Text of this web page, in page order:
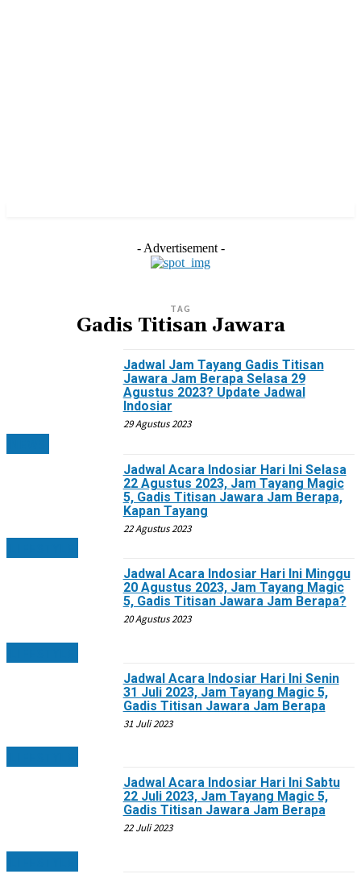
- Advertisement -
TAG
Gadis Titisan Jawara
Jadwal Jam Tayang Gadis Titisan
Jawara Jam Berapa Selasa 29
Agustus 2023? Update Jadwal
Indosiar
29 Agustus 2023
Jadwal Acara Indosiar Hari Ini Selasa
22 Agustus 2023, Jam Tayang Magic
5, Gadis Titisan Jawara Jam Berapa,
Kapan Tayang
22 Agustus 2023
Jadwal Acara Indosiar Hari Ini Minggu
20 Agustus 2023, Jam Tayang Magic
5, Gadis Titisan Jawara Jam Berapa?
20 Agustus 2023
Jadwal Acara Indosiar Hari Ini Senin
31 Juli 2023, Jam Tayang Magic 5,
Gadis Titisan Jawara Jam Berapa
31 Juli 2023
Jadwal Acara Indosiar Hari Ini Sabtu
22 Juli 2023, Jam Tayang Magic 5,
Gadis Titisan Jawara Jam Berapa
22 Juli 2023